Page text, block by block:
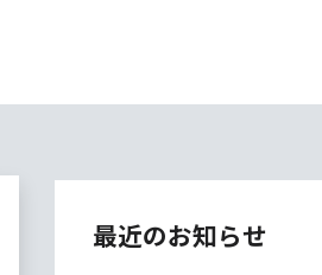
最近のお知らせ